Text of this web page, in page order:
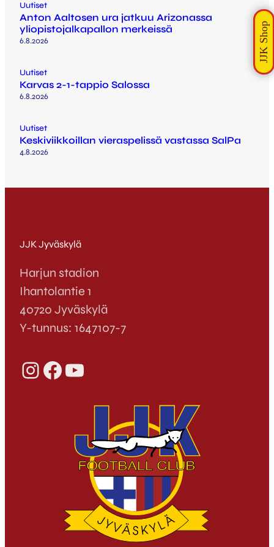
Uutiset
Anton Aaltosen ura jatkuu Arizonassa
yliopistojalkapallon merkeissä
6.8.2026
Uutiset
Karvas 2-1-tappio Salossa
6.8.2026
Uutiset
Keskiviikkoillan vieraspelissä vastassa SalPa
4.8.2026
JJK Jyväskylä
Harjun stadion
Ihantolantie 1
40720 Jyväskylä
Y-tunnus: 1647107-7
InstagramFacebook YouTube